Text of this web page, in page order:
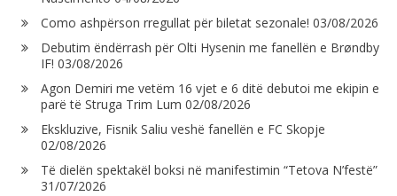
Como ashpërson rregullat për biletat sezonale! 03/08/2026
Debutim ëndërrash për Olti Hysenin me fanellën e Brøndby
IF! 03/08/2026
Agon Demiri me vetëm 16 vjet e 6 ditë debutoi me ekipin e
parë të Struga Trim Lum 02/08/2026
Ekskluzive, Fisnik Saliu veshë fanellën e FC Skopje
02/08/2026
Të dielën spektakël boksi në manifestimin “Tetova N’festë”
31/07/2026